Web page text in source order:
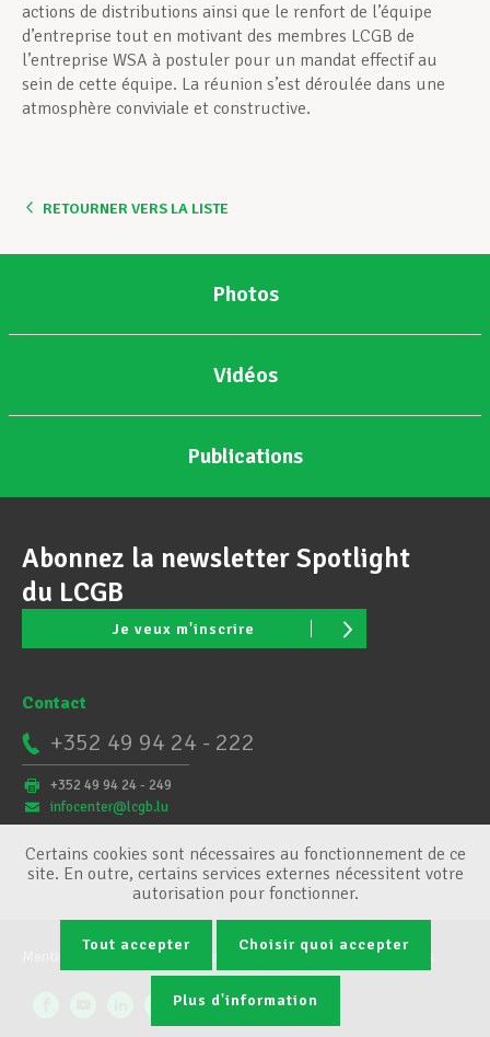
actions de distributions ainsi que le renfort de l’équipe
d’entreprise tout en motivant des membres LCGB de
l’entreprise WSA à postuler pour un mandat effectif au
sein de cette équipe. La réunion s’est déroulée dans une
atmosphère conviviale et constructive.
RETOURNER VERS LA LISTE
Photos
Vidéos
Publications
Abonnez la newsletter Spotlight
du LCGB
Je veux m'inscrire
Contact
+352 49 94 24 - 222
+352 49 94 24 - 249
infocenter@lcgb.lu
Conditions générales Gestion des cookies
Certains cookies sont nécessaires au fonctionnement de ce
site. En outre, certains services externes nécessitent votre
autorisation pour fonctionner.
Tout accepter Choisir quoi accepter
Plus d'information